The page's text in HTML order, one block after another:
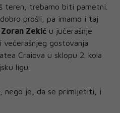
teren, trebamo biti pametni.
prošli, pa imamo i taj
Zoran Zekić u jučerašnje
večerašnjeg gostovanja
Craiova u sklopu 2. kola
ligu.
nego je, da se primijetiti, i